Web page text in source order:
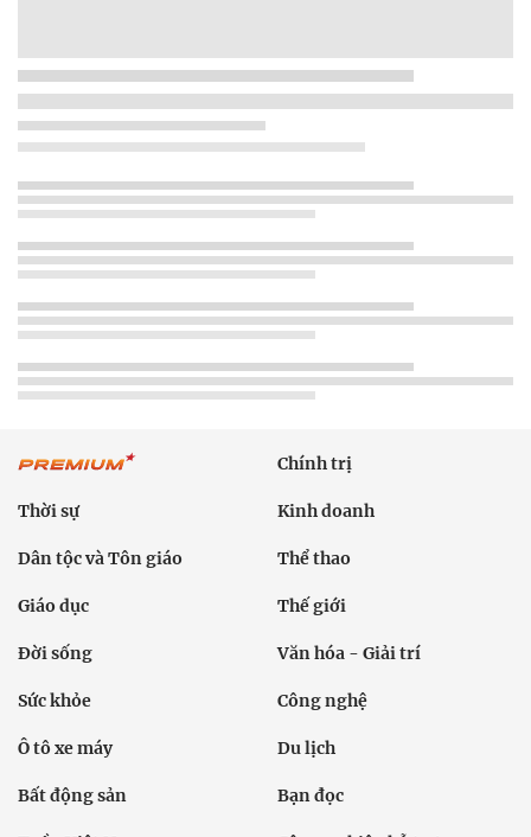
Chính trị
Thời sự Kinh doanh
Dân tộc và Tôn giáo Thể thao
Giáo dục Thế giới
Đời sống Văn hóa - Giải trí
Sức khỏe Công nghệ
Ô tô xe máy Du lịch
Bất động sản Bạn đọc